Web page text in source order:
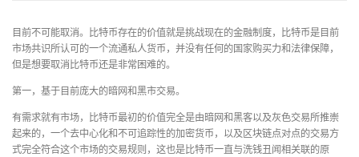
目前不可能取消。比特币存在的价值就是挑战现在的金融制度，比特币是目前
市场共识所认可的一个流通私人货币，并没有任何的国家购买力和法律保障，
但是想要取消比特币还是非常困难的。
第一，基于目前庞大的暗网和黑市交易。
有需求就有市场，比特币最初的价值完全是由暗网和黑客以及灰色交易所推崇
起来的，一个去中心化和不可追踪性的加密货币，以及区块链点对点的交易方
式完全符合这个市场的交易规则，这也是比特币一直与洗钱丑闻相关联的原